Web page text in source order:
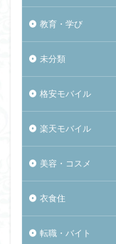
教育・学び
未分類
格安モバイル
楽天モバイル
美容・コスメ
衣食住
転職・バイト